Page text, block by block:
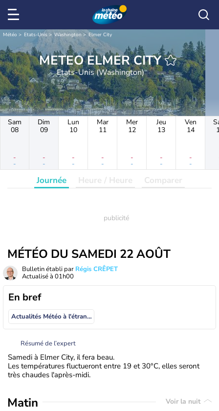
Météo Etats-Unis Washington Elmer City
METEO ELMER CITY
Etats-Unis (Washington)
Sam
08
-
-
Dim
09
-
-
Lun
10
-
-
Mar
11
-
-
Mer
12
-
-
Jeu
13
-
-
Ven
14
-
-
Journée Heure / Heure Comparer
MÉTÉO DU SAMEDI 22 AOÛT
Bulletin établi par Régis CRÊPET
Actualisé à 01h00
En bref
Actualités Météo à l'étranger
Résumé de l’expert
Samedi à Elmer City, il fera beau.
Les températures fluctueront entre 19 et 30°C, elles seront
très chaudes l'après-midi.
Matin Voir la nuit